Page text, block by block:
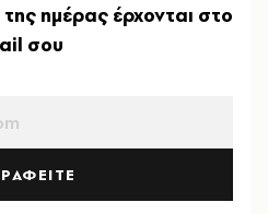
ημέρας έρχονται στο
σου